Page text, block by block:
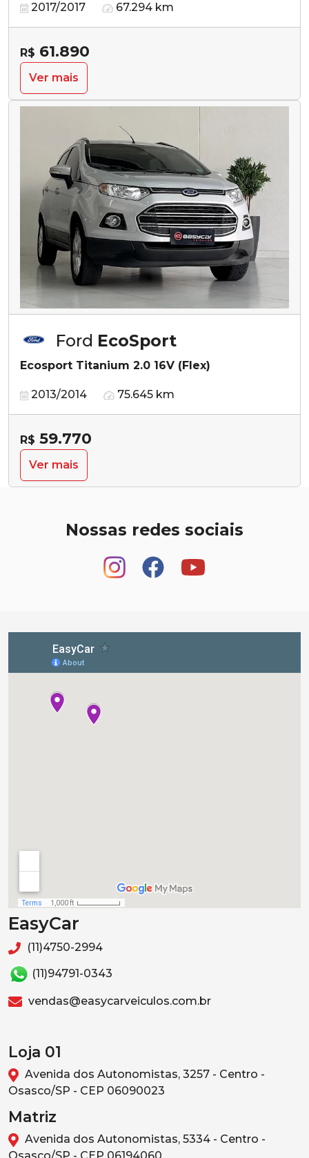
2017/2017 67.294 km
R$ 61.890
Ver mais
Ford EcoSport
Ecosport Titanium 2.0 16V (Flex)
2013/2014 75.645 km
R$ 59.770
Ver mais
Nossas redes sociais
EasyCar
(11)4750-2994
(11)94791-0343
vendas@easycarveiculos.com.br
Loja 01
Avenida dos Autonomistas, 3257 - Centro -
Osasco/SP - CEP 06090023
Matriz
Avenida dos Autonomistas, 5334 - Centro -